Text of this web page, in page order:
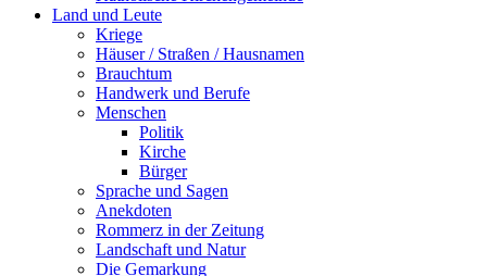
Land und Leute
Kriege
Häuser / Straßen / Hausnamen
Brauchtum
Handwerk und Berufe
Menschen
Politik
Kirche
Bürger
Sprache und Sagen
Anekdoten
Rommerz in der Zeitung
Landschaft und Natur
Die Gemarkung